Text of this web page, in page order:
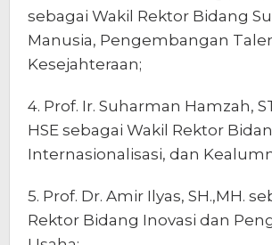
sebagai Wakil Rektor Bidang
Manusia, Pengembangan
Kesejahteraan;
4. Prof. Ir. Suharman Hamzah,
HSE sebagai Wakil Rektor
Internasionalisasi, dan
5. Prof. Dr. Amir Ilyas, SH.,MH.
Rektor Bidang Inovasi dan